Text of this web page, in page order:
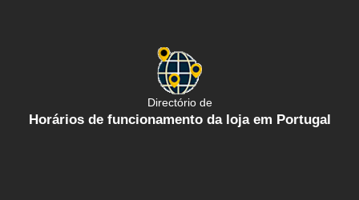
Directório de
Horários de funcionamento da loja em Portugal